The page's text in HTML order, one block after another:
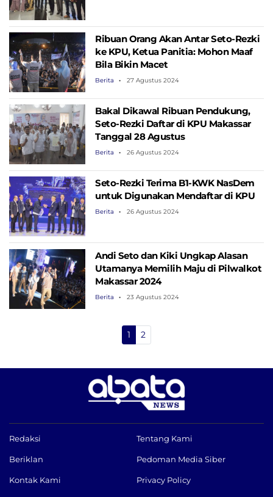
Ribuan Orang Akan Antar Seto-Rezki
ke KPU, Ketua Panitia: Mohon Maaf
Bila Bikin Macet
Berita 27 Agustus 2024
Bakal Dikawal Ribuan Pendukung,
Seto-Rezki Daftar di KPU Makassar
Tanggal 28 Agustus
Berita 26 Agustus 2024
Seto-Rezki Terima B1-KWK NasDem
untuk Digunakan Mendaftar di KPU
Berita 26 Agustus 2024
Andi Seto dan Kiki Ungkap Alasan
Utamanya Memilih Maju di Pilwalkot
Makassar 2024
Berita 23 Agustus 2024
1 2
Redaksi Tentang Kami
Beriklan Pedoman Media Siber
Kontak Kami Privacy Policy